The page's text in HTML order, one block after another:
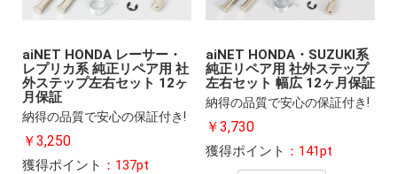
aiNET HONDA レーサー・
レプリカ系 純正リペア用 社
外ステップ左右セット 12ヶ
月保証
納得の品質で安心の保証付き!
￥3,250
獲得ポイント ：137pt
aiNET HONDA・SUZUKI系
純正リペア用 社外ステップ
左右セット 幅広 12ヶ月保証
納得の品質で安心の保証付き!
￥3,730
獲得ポイント ：141pt